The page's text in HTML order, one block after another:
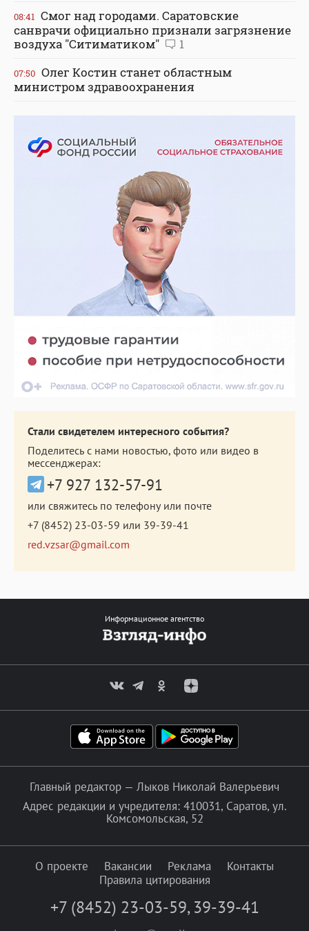
08:41 Смог над городами. Саратовские
санврачи официально признали загрязнение
воздуха "Ситиматиком"
1
07:50 Олег Костин станет областным
министром здравоохранения
Стали свидетелем интересного события?
Поделитесь с нами новостью, фото или видео в
мессенджерах:
+7 927 132-57-91
или свяжитесь по телефону или почте
+7 (8452) 23-03-59 или 39-39-41
red.vzsar@gmail.com
Информационное агентство
Главный редактор — Лыков Николай Валерьевич
Адрес редакции и учредителя: 410031, Саратов, ул.
Комсомольская, 52
О проекте Вакансии Реклама
Контакты
Правила цитирования
+7 (8452) 23-03-59, 39-39-41